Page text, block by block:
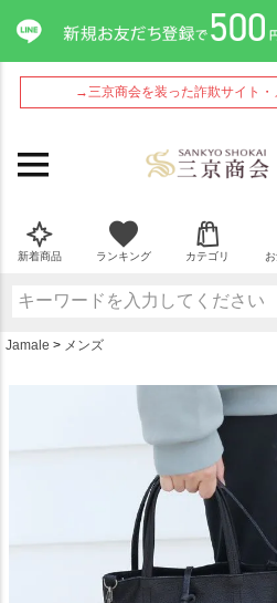
→三京商会を装った詐欺サイト
新着商品 ランキング カテゴリ
Jamale メンズ